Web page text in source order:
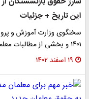
این تاریخ + جزئیات
سخنگوی وزارت آموزش و
۱۴۰۱ و بخشی از مطالبات معلمان خرید خدمات و حق التدریسی هم…
۱۹ اسفند ۱۴۰۲